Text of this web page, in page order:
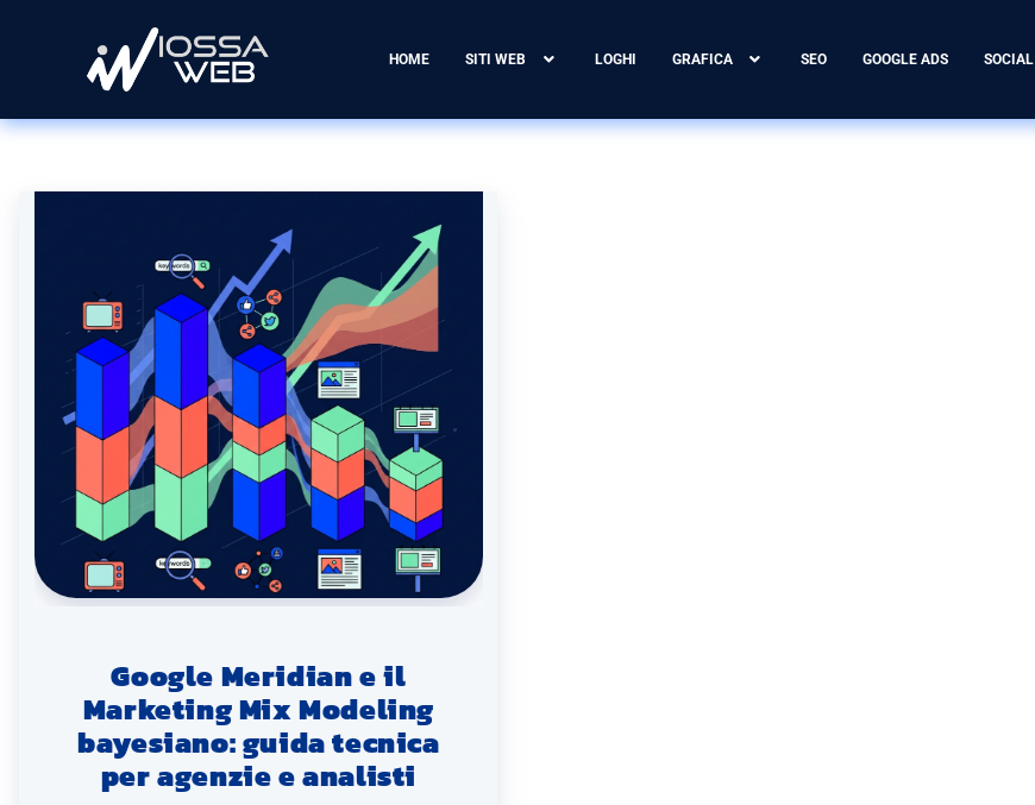
HOME SITI WEB LOGHI GRAFICA SEO GOOGLE ADS SOCIAL
Google Meridian e il
Marketing Mix Modeling
bayesiano: guida tecnica
per agenzie e analisti